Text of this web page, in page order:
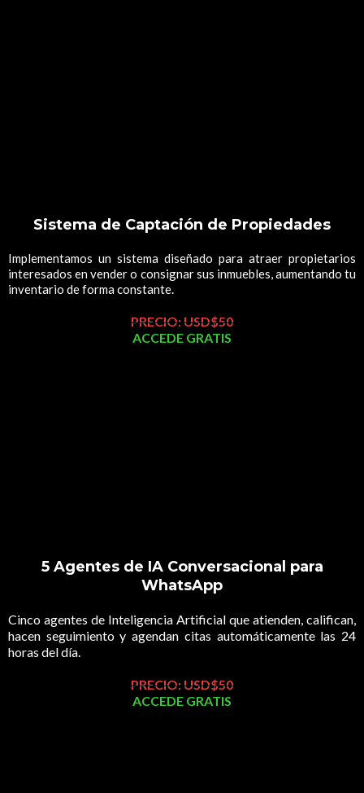
Sistema de Captación de Propiedades
Implementamos un sistema diseñado para atraer propietarios
interesados en vender o consignar sus inmuebles, aumentando tu
inventario de forma constante.
PRECIO: USD$50
ACCEDE GRATIS
5 Agentes de IA Conversacional para
WhatsApp
Cinco agentes de Inteligencia Artificial que atienden, califican,
hacen seguimiento y agendan citas automáticamente las 24
horas del día.
PRECIO: USD$50
ACCEDE GRATIS